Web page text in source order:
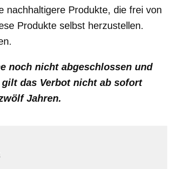
nachhaltigere Produkte, die frei von
Produkte selbst herzustellen.
noch nicht abgeschlossen und
das Verbot nicht ab sofort
Jahren.